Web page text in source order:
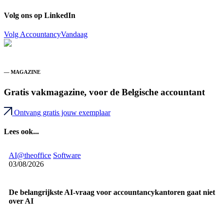
Volg ons op LinkedIn
Volg AccountancyVandaag
— MAGAZINE
Gratis vakmagazine, voor de Belgische accountant
Ontvang gratis jouw exemplaar
Lees ook...
AI@theoffice Software
03/08/2026
De belangrijkste AI-vraag voor accountancykantoren gaat niet
over AI